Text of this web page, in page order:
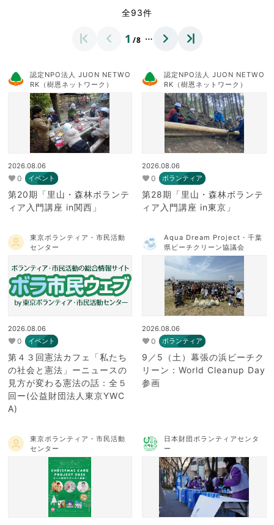
全93件
1 /8 …
認定NPO法人 JUON NETWO
RK（樹恩ネットワーク）
2026.08.06
0 イベント
第20期「里山・森林ボランテ
ィア入門講座 in関西」
認定NPO法人 JUON NETWO
RK（樹恩ネットワーク）
2026.08.06
0 ボランティア
第28期「里山・森林ボランテ
ィア入門講座 in東京」
東京ボランティア・市民活動
センター
2026.08.06
0 イベント
第４３回憲法カフェ「私たち
の社会と憲法」ーニュースの
見方が変わる憲法の話：全５
回ー(公益財団法人東京YWC
A)
Aqua Dream Project・千葉
県ビーチクリーン協議会
2026.08.06
0 ボランティア
9／5（土）幕張の浜ビーチク
リーン：World Cleanup Day
参画
東京ボランティア・市民活動
センター
日本財団ボランティアセンタ
ー